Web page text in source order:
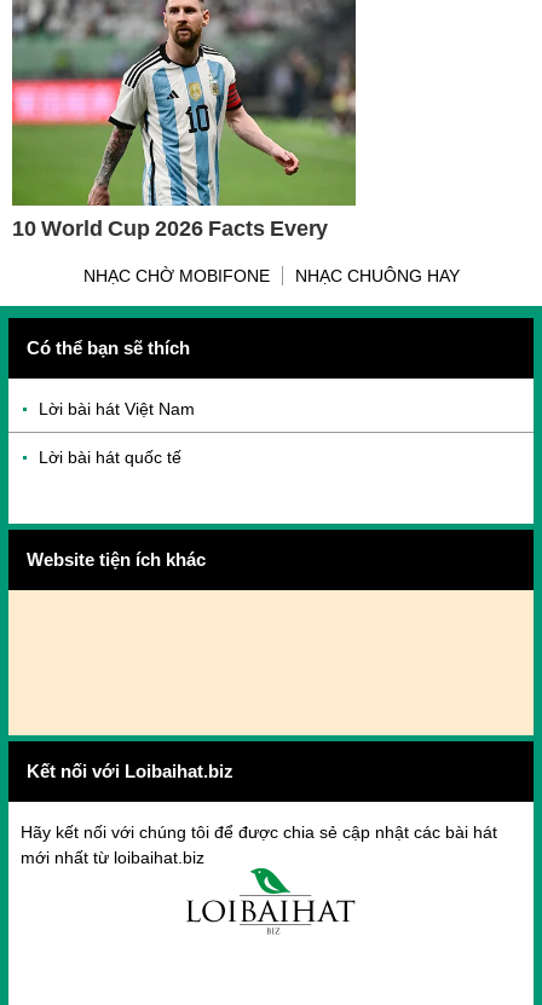
NHẠC CHỜ MOBIFONE NHẠC CHUÔNG HAY
Có thể bạn sẽ thích
Lời bài hát Việt Nam
Lời bài hát quốc tế
Website tiện ích khác
Kết nối với Loibaihat.biz
Hãy kết nối với chúng tôi để được chia sẻ cập nhật các bài hát
mới nhất từ loibaihat.biz